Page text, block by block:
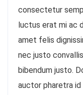
consectetur
luctus erat mi ac
amet felis
nec justo
bibendum justo.
auctor pharetra id